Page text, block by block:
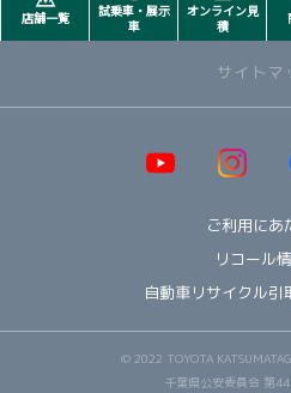
店舗一覧
試乗車・展示
車
オンライン見
積
サイトマ
ウェルキャブ（福祉車両）
ヤリス
ご利用にあ
リコール
自動車リサイクル引
© 2022 TOYOTA
千葉県公安委員会 第